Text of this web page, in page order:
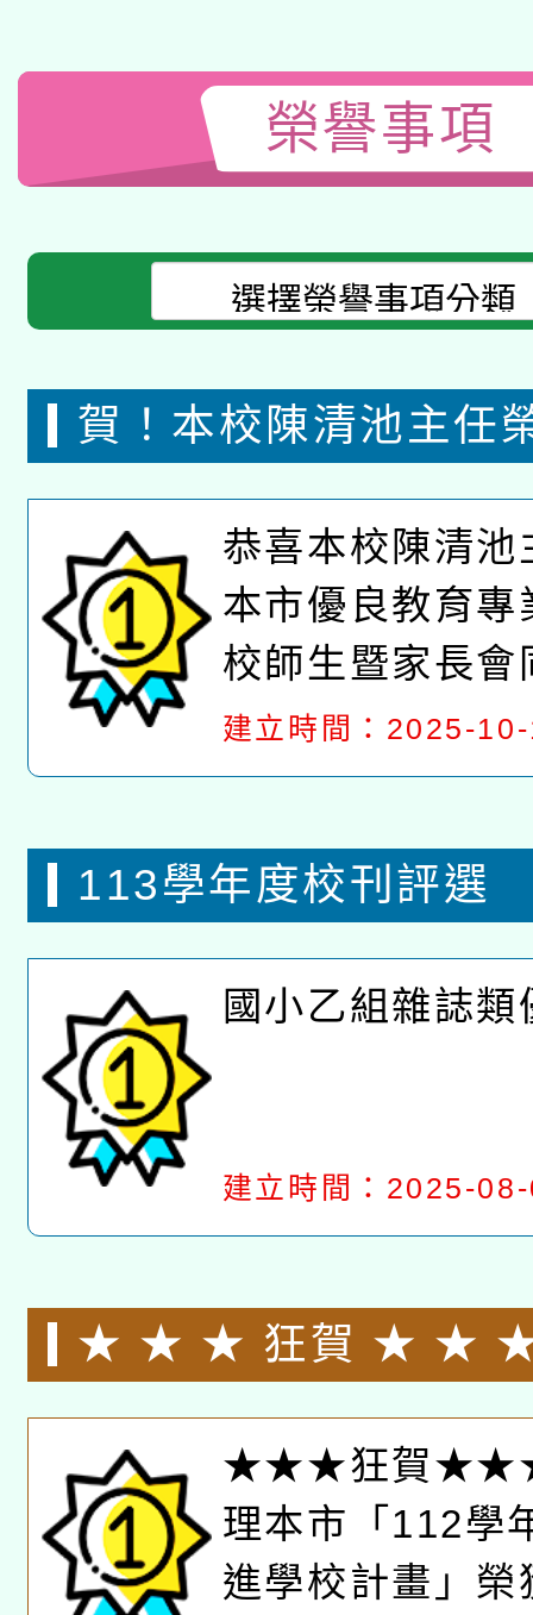
榮譽事項
賀！本校陳清池主任
市優良教育專業人員
恭喜本校陳清池
本市優良教育專
校師生暨家長會
建立時間：2025-
113學年度校刊評選
國小乙組雜誌類
建立時間：2025-
★ ★ ★ 狂賀 ★ ★ ★
理本市「112學年度
學校計畫」榮獲評鑑
★★★狂賀★★★
理本市「112學
進學校計畫」榮